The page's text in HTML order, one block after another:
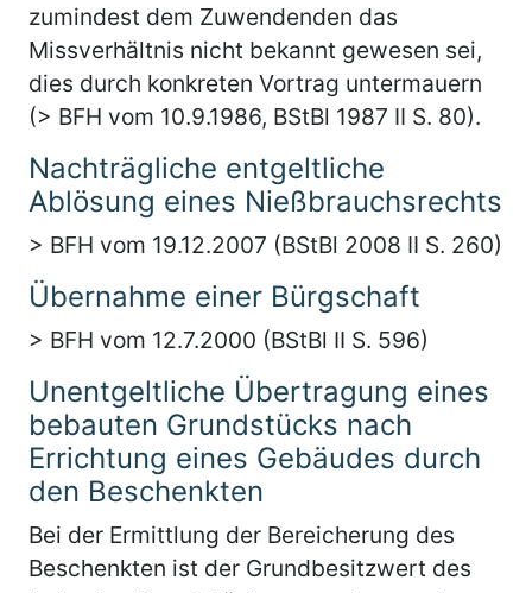
zumindest dem Zuwendenden das
Missverhältnis nicht bekannt gewesen sei,
dies durch konkreten Vortrag untermauern
(> BFH vom 10.9.1986, BStBl 1987 II S. 80).
Nachträgliche entgeltliche
Ablösung eines Nießbrauchsrechts
> BFH vom 19.12.2007 (BStBl 2008 II S. 260)
Übernahme einer Bürgschaft
> BFH vom 12.7.2000 (BStBl II S. 596)
Unentgeltliche Übertragung eines
bebauten Grundstücks nach
Errichtung eines Gebäudes durch
den Beschenkten
Bei der Ermittlung der Bereicherung des
Beschenkten ist der Grundbesitzwert des